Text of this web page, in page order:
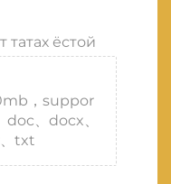
татах ёстой
，suppor
、docx、
txt